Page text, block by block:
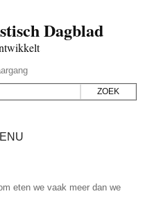
Dagblad
eten we vaak meer dan we